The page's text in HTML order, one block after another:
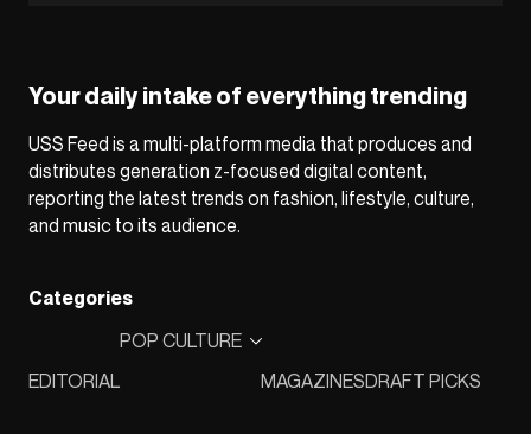
Your daily intake of everything trending
USS Feed is a multi-platform media that produces and
distributes generation z-focused digital content,
reporting the latest trends on fashion, lifestyle, culture,
and music to its audience.
Categories
EDITORIAL
POP CULTURE
MAGAZINESDRAFT PICKS